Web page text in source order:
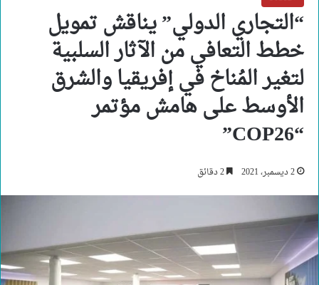
“التجاري الدولي” يناقش تمويل
خطط التعافي من الآثار السلبية
لتغير المُناخ في إفريقيا والشرق
الأوسط على هامش مؤتمر
“COP26”
2 ديسمبر، 2021